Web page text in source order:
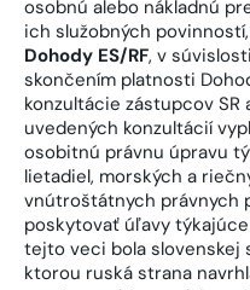
osobnú alebo nákladnú
ich služobných povinností,
Dohody ES/RF, v
skončením platnosti
konzultácie zástupcov SR
uvedených konzultácií
osobitnú právnu úpravu
lietadiel, morských a
vnútroštátnych právnych
poskytovať úľavy
tejto veci bola slovenskej
ktorou ruská strana